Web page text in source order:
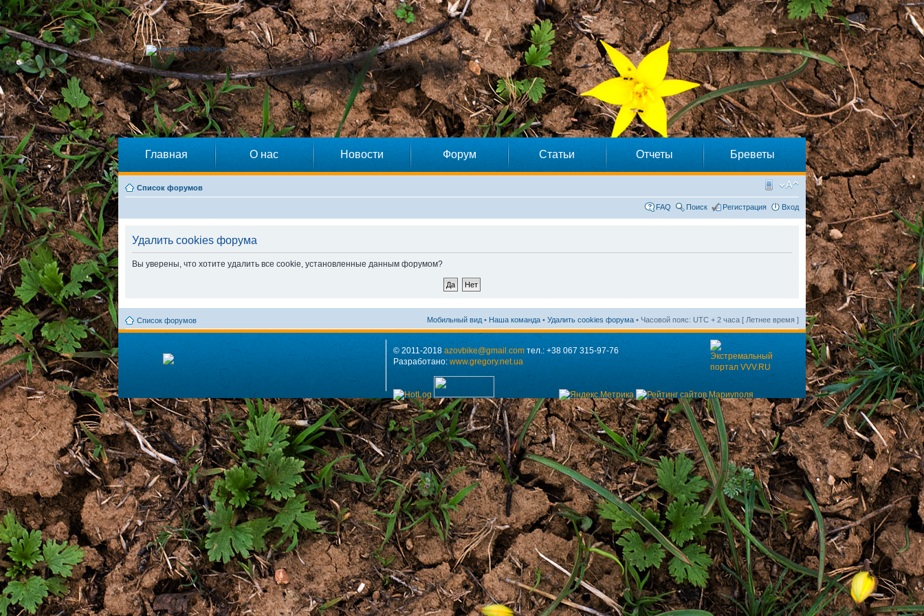
Главная О нас Новости Форум Статьи Отчеты Бреветы
Список форумов
FAQ Поиск Регистрация Вход
Удалить cookies форума
Вы уверены, что хотите удалить все cookie, установленные данным форумом?
Список форумов Мобильный вид • Наша команда • Удалить cookies форума • Часовой пояс: UTC + 2 часа [ Летнее время ]
© 2011-2018 azovbike@gmail.com тел.: +38 067 315-97-76
Разработано: www.gregory.net.ua